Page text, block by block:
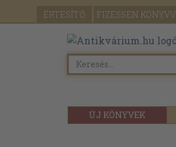
ÉRTESÍTŐ FIZESSEN
ÚJ KÖNYVEK